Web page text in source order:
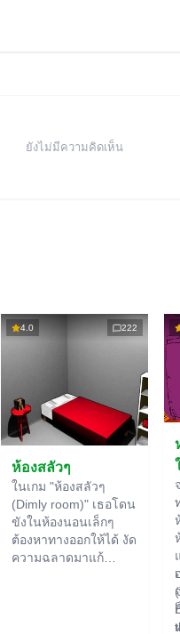
ยังไม่มีความคิดเห็น
4.0 222
ห้องสลัวๆ
ในเกม "ห้องสลัวๆ
(Dimly room)" เธอโดน
ขังในห้องนอนเล็กๆ
ต้องหาทางออกให้ได้ งัด
ความฉลาดมาแก้